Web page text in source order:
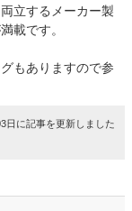
立するメーカー製
載です。
もありますので参
日に記事を更新しました